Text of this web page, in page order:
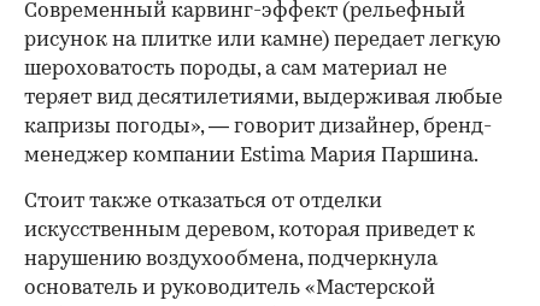
Современный карвинг-эффект (рельефный
рисунок на плитке или камне) передает легкую
шероховатость породы, а сам материал не
теряет вид десятилетиями, выдерживая любые
капризы погоды», — говорит дизайнер, бренд-
менеджер компании Estima Мария Паршина.
Стоит также отказаться от отделки
искусственным деревом, которая приведет к
нарушению воздухообмена, подчеркнула
основатель и руководитель «Мастерской